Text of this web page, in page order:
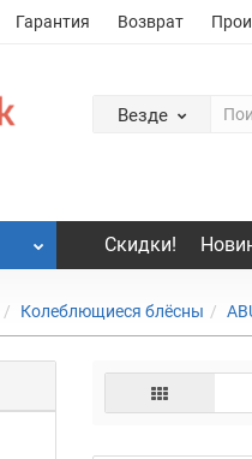
Гарантия Возврат
Везде
Скидки!
Колеблющиеся блёсны